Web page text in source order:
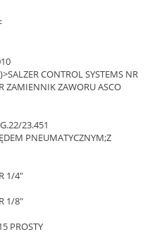
CONTROL SYSTEMS NR
ZAMIENNIK ZAWORU ASCO
23.451
PNEUMATYCZNYM;Z
1/4"
1/8"
PROSTY